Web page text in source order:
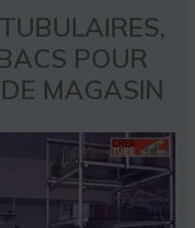
POUR
MAGASIN